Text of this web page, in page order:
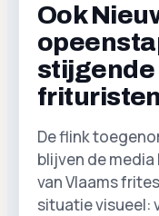
Ook
stijgende
frituristen
De flink
blijven de
van Vlaams
situatie visueel: